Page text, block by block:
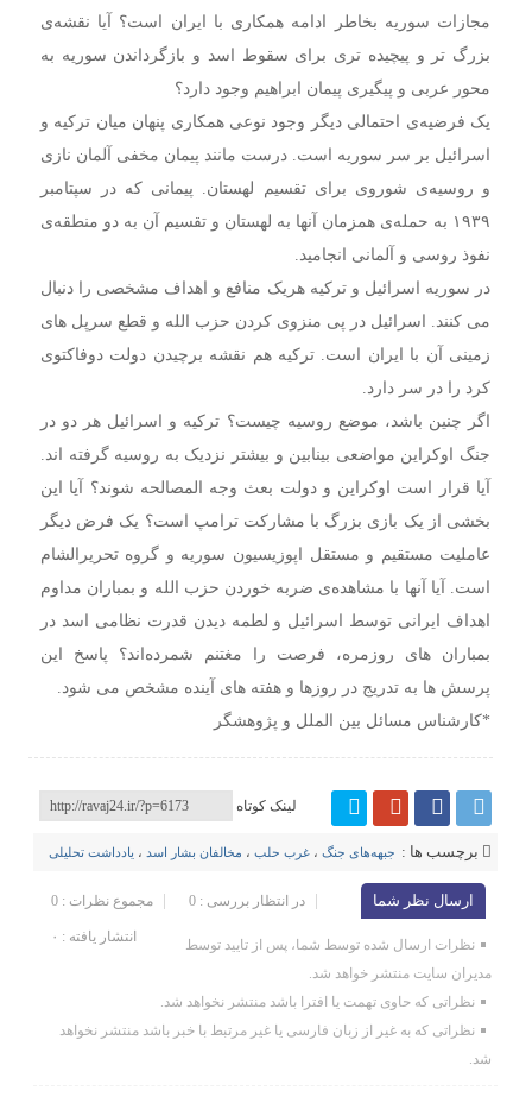
مجازات سوریه بخاطر ادامه‌ همکاری با ایران است؟ آیا نقشه‌ی
بزرگ تر و پیچیده‌ تری برای سقوط اسد و بازگرداندن سوریه به
محور عربی و پیگیری پیمان ابراهیم وجود دارد؟
یک فرضیه‌ی احتمالی دیگر وجود نوعی همکاری پنهان میان ترکیه و
اسرائیل بر سر سوریه است. درست مانند پیمان مخفی آلمان نازی
و روسیه‌ی شوروی برای تقسیم لهستان. پیمانی که در سپتامبر
۱۹۳۹ به حمله‌ی همزمان آنها به لهستان و تقسیم آن به دو منطقه‌ی
نفوذ روسی و آلمانی انجامید.
در سوریه اسرائیل و ترکیه هریک منافع و اهداف مشخصی را دنبال
می کنند. اسرائیل در پی منزوی کردن حزب الله و قطع سرپل های
زمینی آن با ایران است. ترکیه هم نقشه‌ برچیدن دولت دوفاکتوی
کرد را در سر دارد.
اگر چنین باشد، موضع روسیه چیست؟ ترکیه و اسرائیل هر دو در
جنگ اوکراین مواضعی بینابین و بیشتر نزدیک به روسیه گرفته اند.
آیا قرار است اوکراین و دولت بعث وجه المصالحه شوند؟ آیا این
بخشی از یک بازی بزرگ با مشارکت ترامپ است؟ یک فرض دیگر
عاملیت مستقیم و مستقل اپوزیسیون سوریه و گروه تحریرالشام
است. آیا آنها با مشاهده‌ی ضربه خوردن حزب الله و بمباران مداوم
اهداف ایرانی توسط اسرائیل و لطمه دیدن قدرت نظامی اسد در
بمباران های روزمره، فرصت را مغتنم شمرده‌اند؟ پاسخ این
پرسش ها به تدریج در روزها و هفته های آینده مشخص می شود‌.
*کارشناس مسائل بین الملل و پژوهشگر
لینک کوتاه
برچسب ها : جبهه‌های جنگ ،غرب حلب ، مخالفان بشار اسد ، یادداشت تحلیلی
ارسال نظر شما مجموع نظرات : 0 در انتظار بررسی : 0
انتشار یافته : ۰
نظرات ارسال شده توسط شما، پس از تایید توسط
مدیران سایت منتشر خواهد شد.
نظراتی که حاوی تهمت یا افترا باشد منتشر نخواهد شد.
نظراتی که به غیر از زبان فارسی یا غیر مرتبط با خبر باشد منتشر نخواهد
شد.